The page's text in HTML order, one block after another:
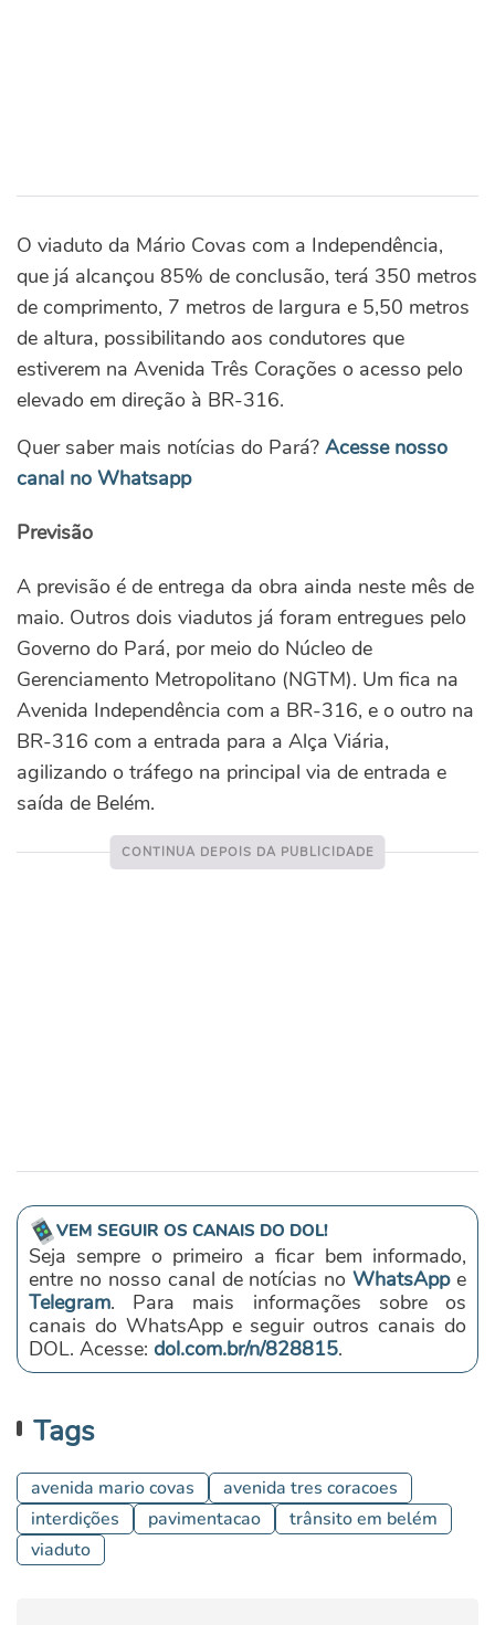
O viaduto da Mário Covas com a Independência,
que já alcançou 85% de conclusão, terá 350 metros
de comprimento, 7 metros de largura e 5,50 metros
de altura, possibilitando aos condutores que
estiverem na Avenida Três Corações o acesso pelo
elevado em direção à BR-316.
Quer saber mais notícias do Pará? Acesse nosso
canal no Whatsapp
Previsão
A previsão é de entrega da obra ainda neste mês de
maio. Outros dois viadutos já foram entregues pelo
Governo do Pará, por meio do Núcleo de
Gerenciamento Metropolitano (NGTM). Um fica na
Avenida Independência com a BR-316, e o outro na
BR-316 com a entrada para a Alça Viária,
agilizando o tráfego na principal via de entrada e
saída de Belém.
VEM SEGUIR OS CANAIS DO DOL!
Seja sempre o primeiro a ficar bem informado,
entre no nosso canal de notícias noWhatsAppe
Telegram. Para mais informações sobre os
canais do WhatsApp e seguir outros canais do
DOL. Acesse: dol.com.br/n/828815.
Tags
avenida mario covas
avenida tres coracoes
interdições
pavimentacao
trânsito em belém
viaduto